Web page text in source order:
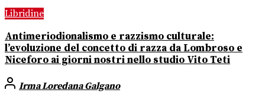
Libridine
Antimeriodionalismo e razzismo culturale:
l’evoluzione del concetto di razza da Lombroso e
Niceforo ai giorni nostri nello studio Vito Teti
Irma Loredana Galgano